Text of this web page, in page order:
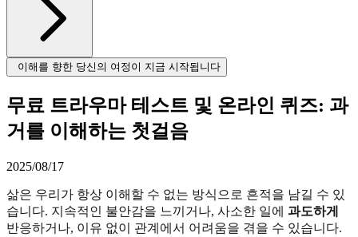
이해를 향한 당신의 여정이 지금 시작됩니다
무료 트라우마 테스트 및 온라인 퀴즈: 과
거를 이해하는 첫걸음
2025/08/17
삶은 우리가 항상 이해할 수 없는 방식으로 흔적을 남길 수 있
습니다. 지속적인 불안감을 느끼거나, 사소한 일에 과도하게
반응하거나, 이유 없이 관계에서 어려움을 겪을 수 있습니다.